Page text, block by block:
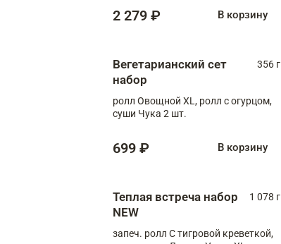
2 279 ₽ В корзину
Вегетарианский сет
набор
356 г
ролл Овощной XL, ролл с огурцом,
суши Чука 2 шт.
699 ₽ В корзину
Теплая встреча набор
NEW
1 078 г
запеч. ролл С тигровой креветкой,